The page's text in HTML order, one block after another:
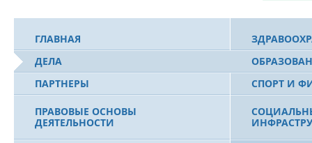
ГЛАВНАЯ
ДЕЛА
ПАРТНЕРЫ
ПРАВОВЫЕ ОСНОВЫ
ДЕЯТЕЛЬНОСТИ
СПОРТ И